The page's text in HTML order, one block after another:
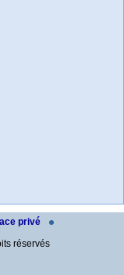
privé
réservés